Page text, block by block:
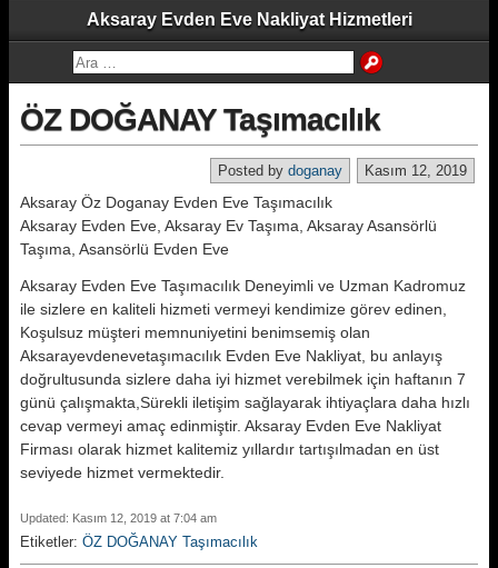
Aksaray Evden Eve Nakliyat Hizmetleri
ÖZ DOĞANAY Taşımacılık
Kasım 12, 2019
Posted by doganay
Aksaray Öz Doganay Evden Eve Taşımacılık
Aksaray Evden Eve, Aksaray Ev Taşıma, Aksaray Asansörlü
Taşıma, Asansörlü Evden Eve
Aksaray Evden Eve Taşımacılık Deneyimli ve Uzman Kadromuz
ile sizlere en kaliteli hizmeti vermeyi kendimize görev edinen,
Koşulsuz müşteri memnuniyetini benimsemiş olan
Aksarayevdenevetaşımacılık Evden Eve Nakliyat, bu anlayış
doğrultusunda sizlere daha iyi hizmet verebilmek için haftanın 7
günü çalışmakta,Sürekli iletişim sağlayarak ihtiyaçlara daha hızlı
cevap vermeyi amaç edinmiştir. Aksaray Evden Eve Nakliyat
Firması olarak hizmet kalitemiz yıllardır tartışılmadan en üst
seviyede hizmet vermektedir.
Updated: Kasım 12, 2019 at 7:04 am
Etiketler: ÖZ DOĞANAY Taşımacılık